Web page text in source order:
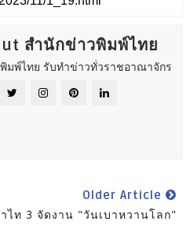
สำนักข่าวพิมพ์ไทย
มพ์ไทย รับทำข่าวทั่วราชอาณาจักร
Older Article
ไท 3 จัดงาน "วันเบาหวานโลก"